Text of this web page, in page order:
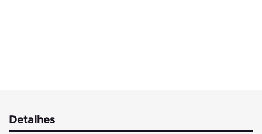
Detalhes